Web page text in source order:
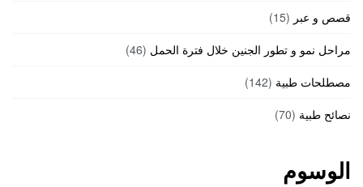
قصص و عبر (15)
مراحل نمو و تطور الجنين خلال فترة الحمل (46)
مصطلحات طبية (142)
نصائح طبية (70)
الوسوم